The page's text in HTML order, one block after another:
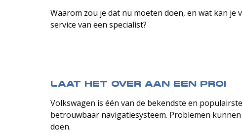
Waarom zou je dat nu moeten doen, en wat kan je
service van een specialist?
Laat het over aan een pro!
Volkswagen is één van de bekendste en
betrouwbaar navigatiesysteem. Problemen
doen.